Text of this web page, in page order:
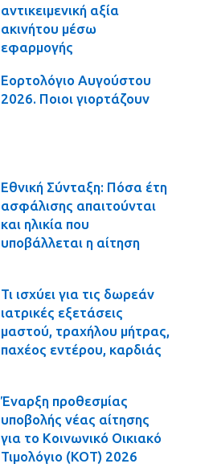
αντικειμενική αξία
ακινήτου μέσω
εφαρμογής
Εορτολόγιο Αυγούστου
2026. Ποιοι γιορτάζουν
Εθνική Σύνταξη: Πόσα έτη
ασφάλισης απαιτούνται
και ηλικία που
υποβάλλεται η αίτηση
Τι ισχύει για τις δωρεάν
ιατρικές εξετάσεις
μαστού, τραχήλου μήτρας,
παχέος εντέρου, καρδιάς
Έναρξη προθεσμίας
υποβολής νέας αίτησης
για το Κοινωνικό Οικιακό
Τιμολόγιο (ΚΟΤ) 2026